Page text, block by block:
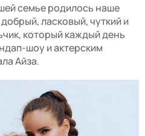
семье родилось наше
ласковый, чуткий и
который каждый день
шоу и актерским
Айза.